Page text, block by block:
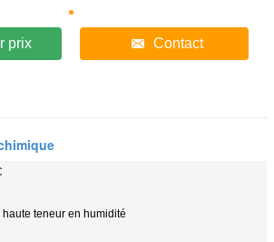
prix Contact
teneur en humidité